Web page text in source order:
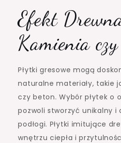
Efekt
Kamienia
Płytki gresowe mogą
naturalne materiały, takie
czy beton. Wybór płytek o
pozwoli stworzyć unikalny
podłogi. Płytki imitujące
wnętrzu ciepła i